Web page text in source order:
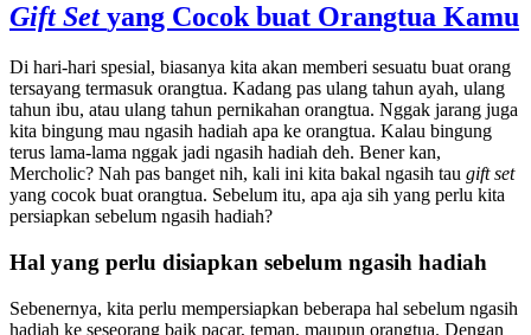
Gift Setyang Cocok buat Orangtua Kamu
Di hari-hari spesial, biasanya kita akan memberi sesuatu buat orang
tersayang termasuk orangtua. Kadang pas ulang tahun ayah, ulang
tahun ibu, atau ulang tahun pernikahan orangtua. Nggak jarang juga
kita bingung mau ngasih hadiah apa ke orangtua. Kalau bingung
terus lama-lama nggak jadi ngasih hadiah deh. Bener kan,
Mercholic? Nah pas banget nih, kali ini kita bakal ngasih tau gift set
yang cocok buat orangtua. Sebelum itu, apa aja sih yang perlu kita
persiapkan sebelum ngasih hadiah?
Hal yang perlu disiapkan sebelum ngasih hadiah
Sebenernya, kita perlu mempersiapkan beberapa hal sebelum ngasih
hadiah ke seseorang baik pacar, teman, maupun orangtua. Dengan